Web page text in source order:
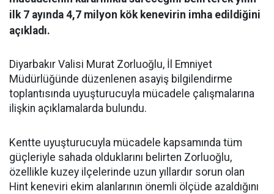
ilk 7 ayında 4,7 milyon kök kenevirin imha edildiğini
açıkladı.
Diyarbakır Valisi Murat Zorluoğlu, İl Emniyet
Müdürlüğünde düzenlenen asayiş bilgilendirme
toplantısında uyuşturucuyla mücadele çalışmalarına
ilişkin açıklamalarda bulundu.
Kentte uyuşturucuyla mücadele kapsamında tüm
güçleriyle sahada olduklarını belirten Zorluoğlu,
özellikle kuzey ilçelerinde uzun yıllardır sorun olan
Hint keneviri ekim alanlarının önemli ölçüde azaldığını